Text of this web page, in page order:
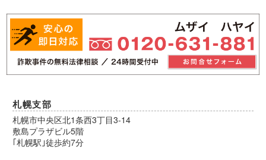
札幌支部
札幌市中央区北1条西3丁目3-14
敷島プラザビル5階
｢札幌駅｣徒歩約7分